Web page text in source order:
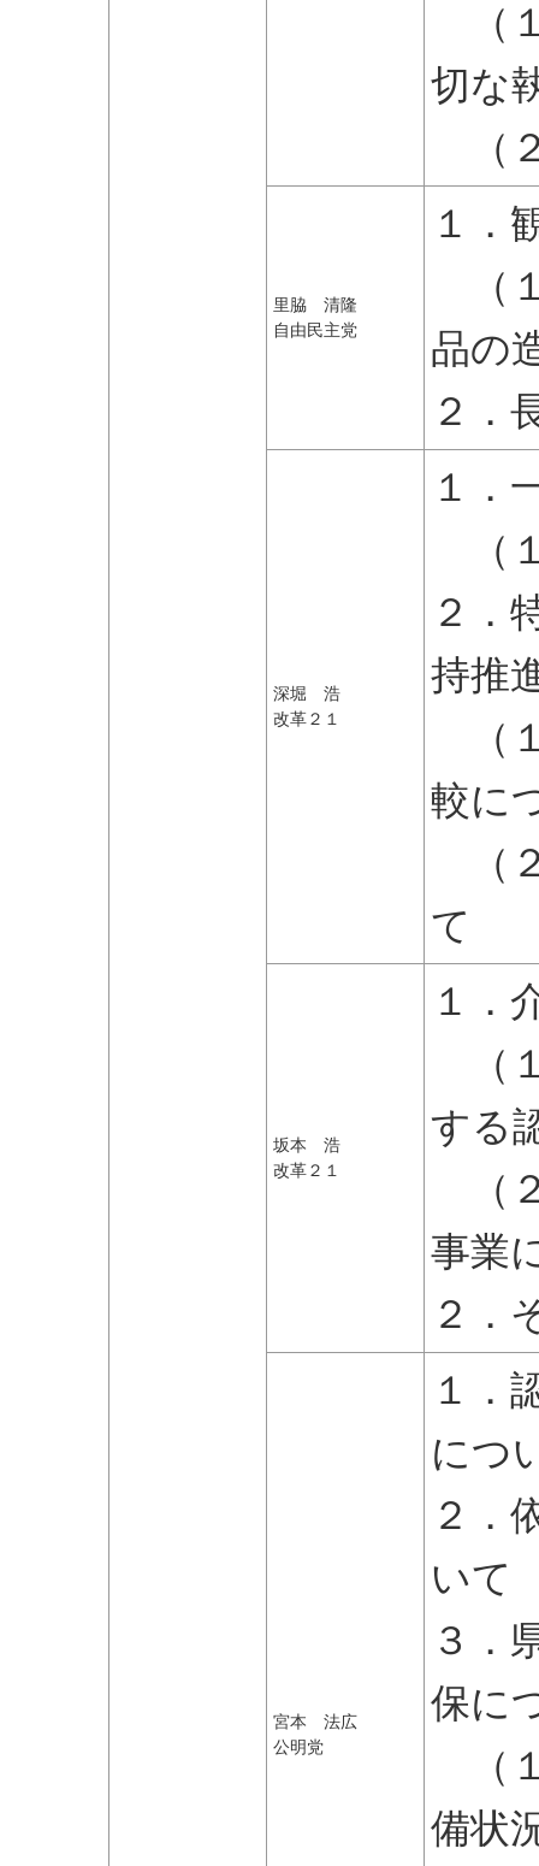
（
切な
（
里脇 清隆
自由民主党
１．
（
品の
２．
深堀 浩
改革２１
１．
（
２．
持推
（
較に
（
て
坂本 浩
改革２１
１．
（
する
（
事業
２．
宮本 法広
公明党
１．
に
２．
いて
３．
保に
（
備状